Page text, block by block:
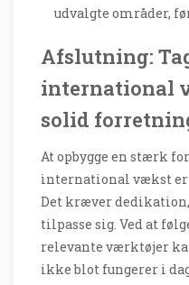
udvalgte områder,
Afslutning:
international
solid
At opbygge en stærk
international vækst er
Det kræver
tilpasse sig. Ved at
relevante værktøjer
ikke blot fungerer i